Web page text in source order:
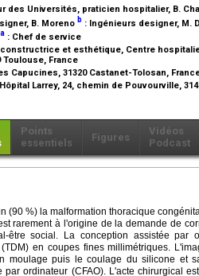
des Universités, praticien hospitalier, B.
, B. Moreno b : Ingénieurs designer, M.
a : Chef de service
et esthétique, Centre
Toulouse, France
Capucines, 31320 Castanet-Tolosan,
Larrey, 24, chemin de Pouvourville,
Points
essentiels
Figures
Vidéos
Podcast
(90 %) la malformation thoracique
rarement à l'origine de la demande de
être social. La conception assistée par
en coupes fines millimétriques.
moulage puis le coulage du silicone et
par ordinateur (CFAO). L'acte chirurgical